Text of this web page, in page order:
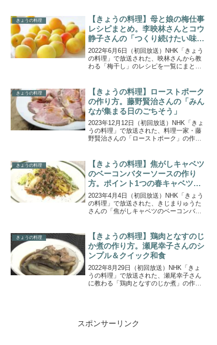
日目は前菜です。「えびのマリネサラ
ダ」、「冬のにんじん...
きょうの料理
【きょうの料理】母と娘の梅仕事
レシピまとめ。李映林さんとコウ
静子さんの「つくり続けたい味
梅干し」
2022年6月6日（初回放送）NHK「きょう
の料理」で放送された、映林さんから教
わる「梅干し」のレシピを一覧にまとめ
仕事 「つくり続けたい味 梅干し」を教わ
ります。日本...
きょうの料理
【きょうの料理】ローストポーク
の作り方。藤野賢治さんの「みん
なが集まる日のごちそう」
2023年12月12日（初回放送）NHK「きょ
うの料理」で放送された、料理一家・藤
野賢治さんの「ローストポーク」の作り
ディッシュからデザートまでバラエティ
に富んだごちそ...
きょうの料理
【きょうの料理】焦がしキャベツ
のベーコンバターソースの作り
方。ポイント1つの春キャベツレ
シピ。
2023年4月4日（初回放送）NHK「きょう
の料理」で放送された、きじまりゅうた
さんの「焦がしキャベツのベーコンバタ
ベツはフレッシュさと甘みが魅力です。
この時季ならでは...
きょうの料理
【きょうの料理】鶏肉となすのじ
か煮の作り方。瀬尾幸子さんのシ
ンプル＆クイック和食
2022年8月29日（初回放送）NHK「きょ
うの料理」で放送された、瀬尾幸子さん
に教わる「鶏肉となすのじか煮」の作り
スポンサーリンク